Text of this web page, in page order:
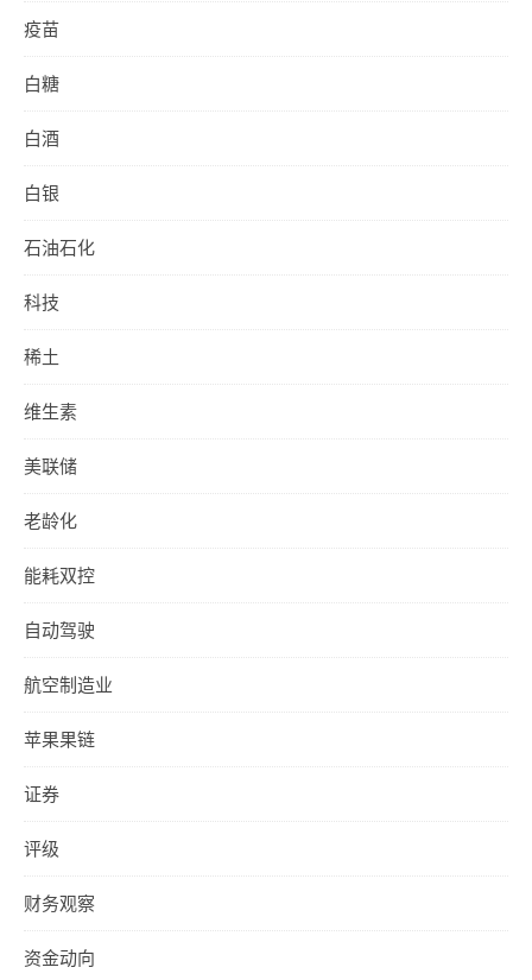
疫苗
白糖
白酒
白银
石油石化
科技
稀土
维生素
美联储
老龄化
能耗双控
自动驾驶
航空制造业
苹果果链
证券
评级
财务观察
资金动向